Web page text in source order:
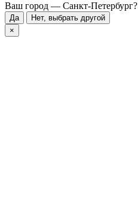
Ваш город — Санкт-Петербург?
Да
Нет, выбрать другой
×